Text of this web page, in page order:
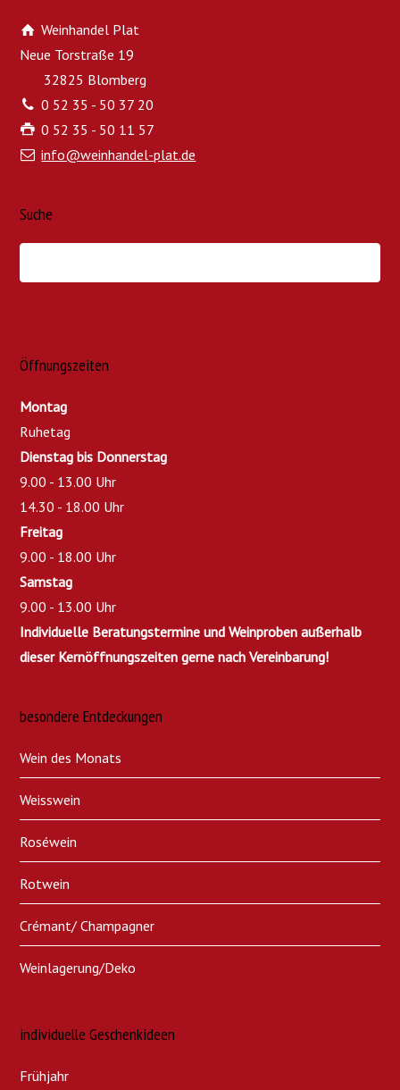
Weinhandel Plat
Neue Torstraße 19
32825 Blomberg
0 52 35 - 50 37 20
0 52 35 - 50 11 57
info@weinhandel-plat.de
Suche
Öffnungszeiten
Montag
Ruhetag
Dienstag bis Donnerstag
9.00 - 13.00 Uhr
14.30 - 18.00 Uhr
Freitag
9.00 - 18.00 Uhr
Samstag
9.00 - 13.00 Uhr
Individuelle Beratungstermine und Weinproben außerhalb
dieser Kernöffnungszeiten gerne nach Vereinbarung!
besondere Entdeckungen
Wein des Monats
Weisswein
Roséwein
Rotwein
Crémant/ Champagner
Weinlagerung/Deko
individuelle Geschenkideen
Frühjahr